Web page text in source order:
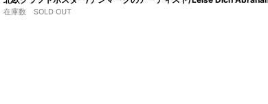
在庫数 SOLD OUT